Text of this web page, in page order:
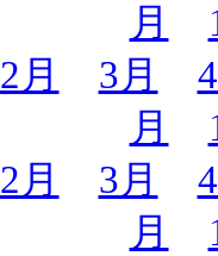
月
2月 3月
月
2月 3月
月